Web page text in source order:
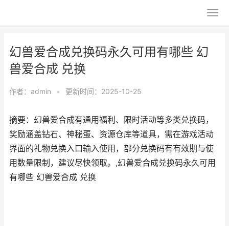
幻兽爱合成兑换码永久可用有哪些 幻
兽爱合成 兑换
作者： admin • 更新时间：2025-10-25
摘要：幻兽爱合成有通用福利、限时活动等多类兑换码，
奖励涵盖钻石、神秘蛋、资源仓库等道具，需在游戏活动
界面的礼物兑换入口输入使用，部分兑换码有有效期与使
用数量限制，建议尽快领取。,幻兽爱合成兑换码永久可用
有哪些 幻兽爱合成 兑换